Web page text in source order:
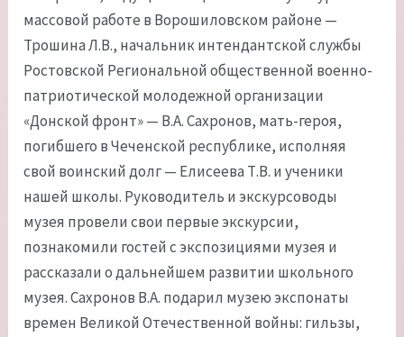
массовой работе в Ворошиловском районе —
Трошина Л.В., начальник интендантской службы
Ростовской Региональной общественной военно-
патриотической молодежной организации
«Донской фронт» — В.А. Сахронов, мать-героя,
погибшего в Чеченской республике, исполняя
свой воинский долг — Елисеева Т.В. и ученики
нашей школы. Руководитель и экскурсоводы
музея провели свои первые экскурсии,
познакомили гостей с экспозициями музея и
рассказали о дальнейшем развитии школьного
музея. Сахронов В.А. подарил музею экспонаты
времен Великой Отечественной войны: гильзы,